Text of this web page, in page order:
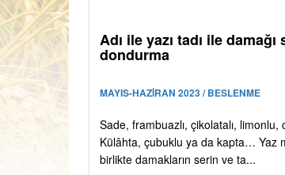
Adı ile yazı tadı ile
dondurma
MAYIS-HAZİRAN 2023 / BESLENME
Sade, frambuazlı, çikolatalı,
Külâhta, çubuklu ya da kapta… Yaz
birlikte damakların serin ve ta...